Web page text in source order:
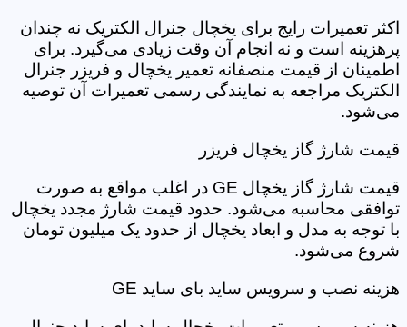
اکثر تعمیرات رایج برای یخچال جنرال الکتریک نه چندان
پرهزینه است و نه انجام آن وقت زیادی می‌گیرد. برای
اطمینان از قیمت منصفانه تعمیر یخچال و فریزر جنرال
الکتریک مراجعه به نمایندگی رسمی تعمیرات آن توصیه
می‌شود.
قیمت شارژ گاز یخچال فریزر
قیمت شارژ گاز یخچال GE در اغلب مواقع به صورت
توافقی محاسبه می‌شود. حدود قیمت شارژ مجدد یخچال
با توجه به مدل و ابعاد یخچال از حدود یک میلیون تومان
شروع می‌شود.
هزینه نصب و سرویس ساید بای ساید GE